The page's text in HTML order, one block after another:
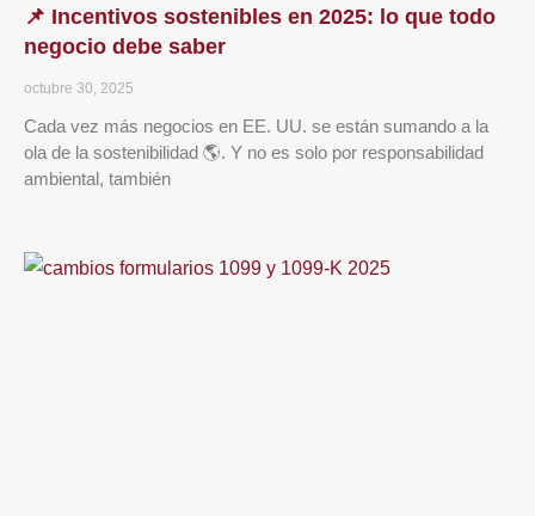
📌 Incentivos sostenibles en 2025: lo que todo
negocio debe saber
octubre 30, 2025
Cada vez más negocios en EE. UU. se están sumando a la
ola de la sostenibilidad 🌎. Y no es solo por responsabilidad
ambiental, también